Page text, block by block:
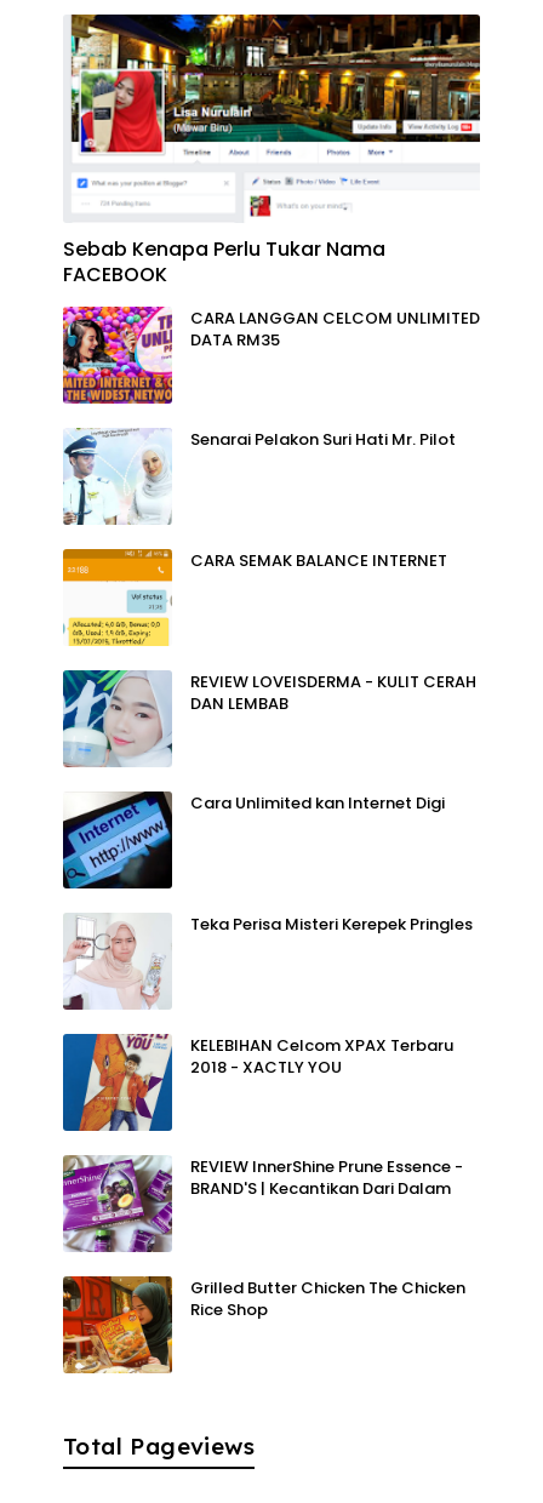
Sebab Kenapa Perlu Tukar Nama
FACEBOOK
CARA LANGGAN CELCOM UNLIMITED
DATA RM35
Senarai Pelakon Suri Hati Mr. Pilot
CARA SEMAK BALANCE INTERNET
REVIEW LOVEISDERMA - KULIT CERAH
DAN LEMBAB
Cara Unlimited kan Internet Digi
Teka Perisa Misteri Kerepek Pringles
KELEBIHAN Celcom XPAX Terbaru
2018 - XACTLY YOU
REVIEW InnerShine Prune Essence -
BRAND'S | Kecantikan Dari Dalam
Grilled Butter Chicken The Chicken
Rice Shop
Total Pageviews